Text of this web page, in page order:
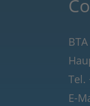
Tel.
E-